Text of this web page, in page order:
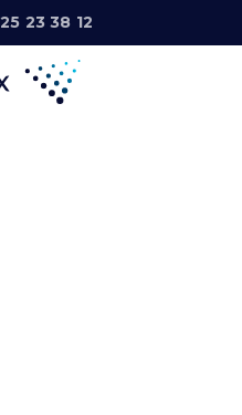
23 38 12